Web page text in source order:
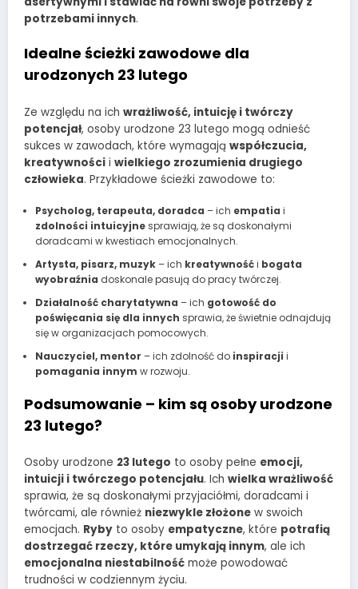
potrzebami innych.
Idealne ścieżki zawodowe dla
urodzonych 23 lutego
Ze względu na ich wrażliwość, intuicję i twórczy
potencjał, osoby urodzone 23 lutego mogą odnieść
sukces w zawodach, które wymagają współczucia,
kreatywności i wielkiego zrozumienia drugiego
człowieka. Przykładowe ścieżki zawodowe to:
Psycholog, terapeuta, doradca – ich empatia i
zdolności intuicyjnesprawiają, że są doskonałymi
doradcami w kwestiach emocjonalnych.
Artysta, pisarz, muzyk– ich kreatywnośći bogata
wyobraźnia doskonale pasują do pracy twórczej.
Działalność charytatywna – ich gotowość do
poświęcania się dla innych sprawia, że świetnie odnajdują
się w organizacjach pomocowych.
Nauczyciel, mentor – ich zdolność do inspiracji i
pomagania innym w rozwoju.
Podsumowanie – kim są osoby urodzone
23 lutego?
Osoby urodzone 23 lutego to osoby pełne emocji,
intuicji i twórczego potencjału. Ich wielka wrażliwość
sprawia, że są doskonałymi przyjaciółmi, doradcami i
twórcami, ale również niezwykle złożone w swoich
emocjach. Ryby to osoby empatyczne, które potrafią
dostrzegać rzeczy, które umykają innym, ale ich
emocjonalna niestabilność może powodować
trudności w codziennym życiu.